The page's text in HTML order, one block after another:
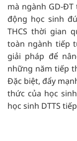
mà ngành GD-
động học sinh
THCS thời gian
toàn ngành tiếp
giải pháp để
những năm tiếp
Đặc biệt, đẩy
thức của học
học sinh DTTS